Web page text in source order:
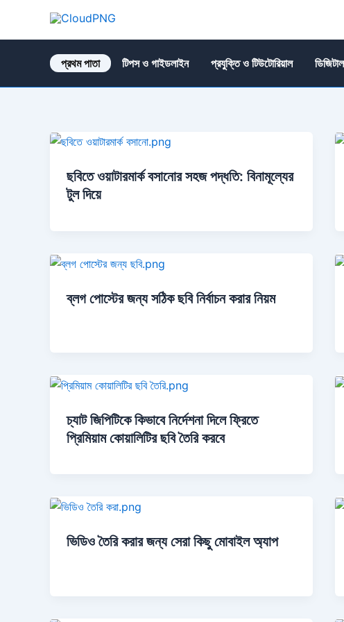
প্রথম পাতা টিপস ও গাইডলাইন প্রযুক্তি ও টিউটোরিয়াল
ছবিতে ওয়াটারমার্ক বসানোর সহজ পদ্ধতি: বিনামূল্যের
টুল দিয়ে
ব্লগ পোস্টের জন্য সঠিক ছবি নির্বাচন করার নিয়ম
চ্যাট জিপিটিকে কিভাবে নির্দেশনা দিলে ফ্রিতে
প্রিমিয়াম কোয়ালিটির ছবি তৈরি করবে
ভিডিও তৈরি করার জন্য সেরা কিছু মোবাইল অ্যাপ